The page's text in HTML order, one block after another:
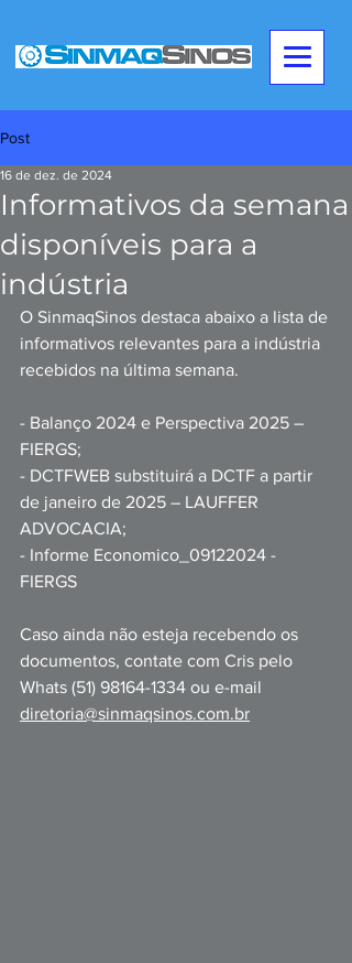
Post
Informativos da semana
disponíveis para a
indústria
16 de dez. de 2024
O SinmaqSinos destaca abaixo a lista de
informativos relevantes para a indústria
recebidos na última semana.
- Balanço 2024 e Perspectiva 2025 –
FIERGS;
- DCTFWEB substituirá a DCTF a partir
de janeiro de 2025 – LAUFFER
ADVOCACIA;
- Informe Economico_09122024 -
FIERGS
Caso ainda não esteja recebendo os
documentos, contate com Cris pelo
Whats (51) 98164-1334 ou e-mail
diretoria@sinmaqsinos.com.br